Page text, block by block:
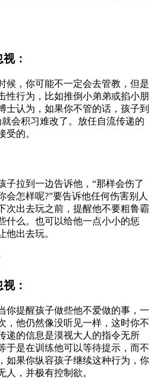
：
候，你可能不一定会去管教，但是
性行为，比如推倒小弟弟或掐小朋
士认为，如果你不管的话，孩子到
会积习难改了。放任自流传递的
受的。
子拉到一边告诉他，“那样会伤了
会怎样呢?”要告诉他任何伤害别人
次出去玩之前，提醒他不要粗鲁霸
什么。也可以给他一点小小的惩
他出去玩。
：
你提醒孩子做些他不爱做的事，一
，他仍然像没听见一样，这时你不
递的信息是漠视大人的指令无所
于是在训练他可以等待提示，而不
如果你纵容孩子继续这种行为，你
人，并极有控制欲。